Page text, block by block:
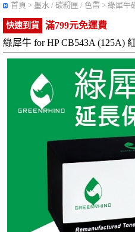
首頁 > 墨水 / 碳粉匣 / 色帶 > 綠犀牛
快速到貨
滿799元免運費
綠犀牛 for HP CB543A (125A)